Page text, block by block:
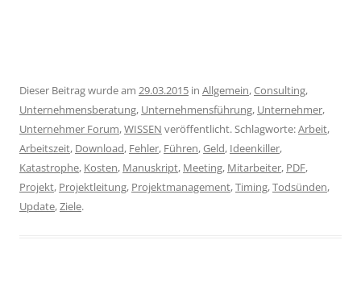
Dieser Beitrag wurde am 29.03.2015 in Allgemein,Consulting,
Unternehmensberatung, Unternehmensführung, Unternehmer,
Unternehmer Forum,WISSEN veröffentlicht. Schlagworte:Arbeit,
Arbeitszeit, Download, Fehler, Führen,Geld, Ideenkiller,
Katastrophe, Kosten, Manuskript, Meeting, Mitarbeiter, PDF,
Projekt, Projektleitung, Projektmanagement,Timing,Todsünden,
Update,Ziele.